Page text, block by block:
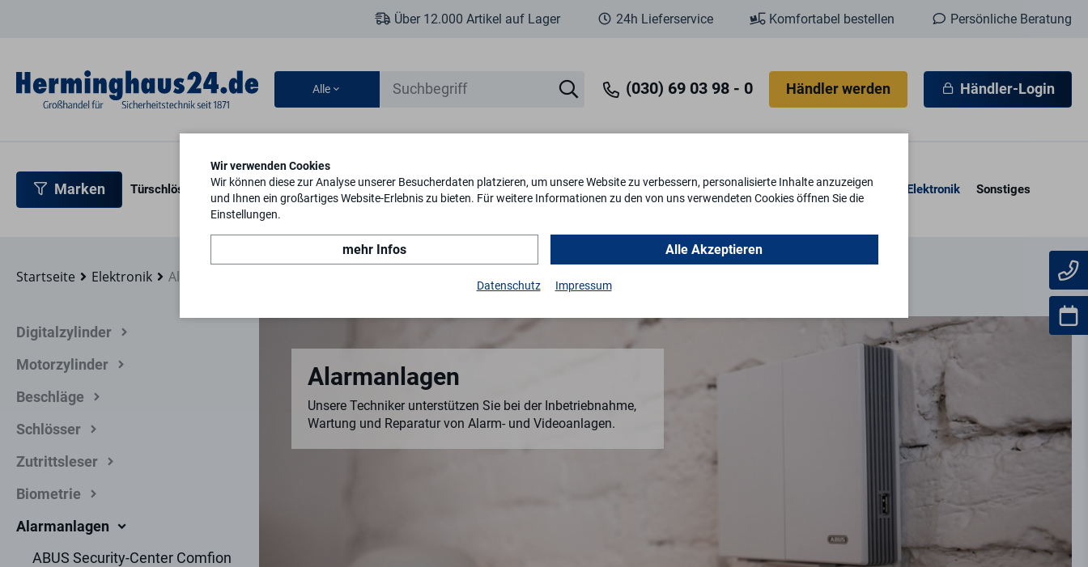
Über 12.000 Artikel auf Lager 24h Lieferservice Komfortabel bestellen Persönliche Beratung
Alle (030) 69 03 98 - 0 Händler werden Händler-Login
Marken Türschlösser Türbeschläge Türsicherheit Fenstersicherheit Schlösser & Zylinder Briefkästen Tresore & Kassetten Schlüssel Elektronik Sonstiges
Startseite Elektronik Alarmanlagen
Digitalzylinder
Motorzylinder
Beschläge
Schlösser
Zutrittsleser
Biometrie
Alarmanlagen
ABUS Security-Center Comfion
Alarmanlagen
Unsere Techniker unterstützen Sie bei der Inbetriebnahme,
Wartung und Reparatur von Alarm- und Videoanlagen.
Wir verwenden Cookies
Wir können diese zur Analyse unserer Besucherdaten platzieren, um unsere Website zu verbessern, personalisierte Inhalte anzuzeigen
und Ihnen ein großartiges Website-Erlebnis zu bieten. Für weitere Informationen zu den von uns verwendeten Cookies öffnen Sie die
Einstellungen.
mehr Infos Alle Akzeptieren
Datenschutz Impressum